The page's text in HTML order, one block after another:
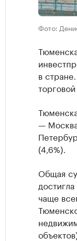
Фото:
в
—
(4,6%).
Общая
чаще